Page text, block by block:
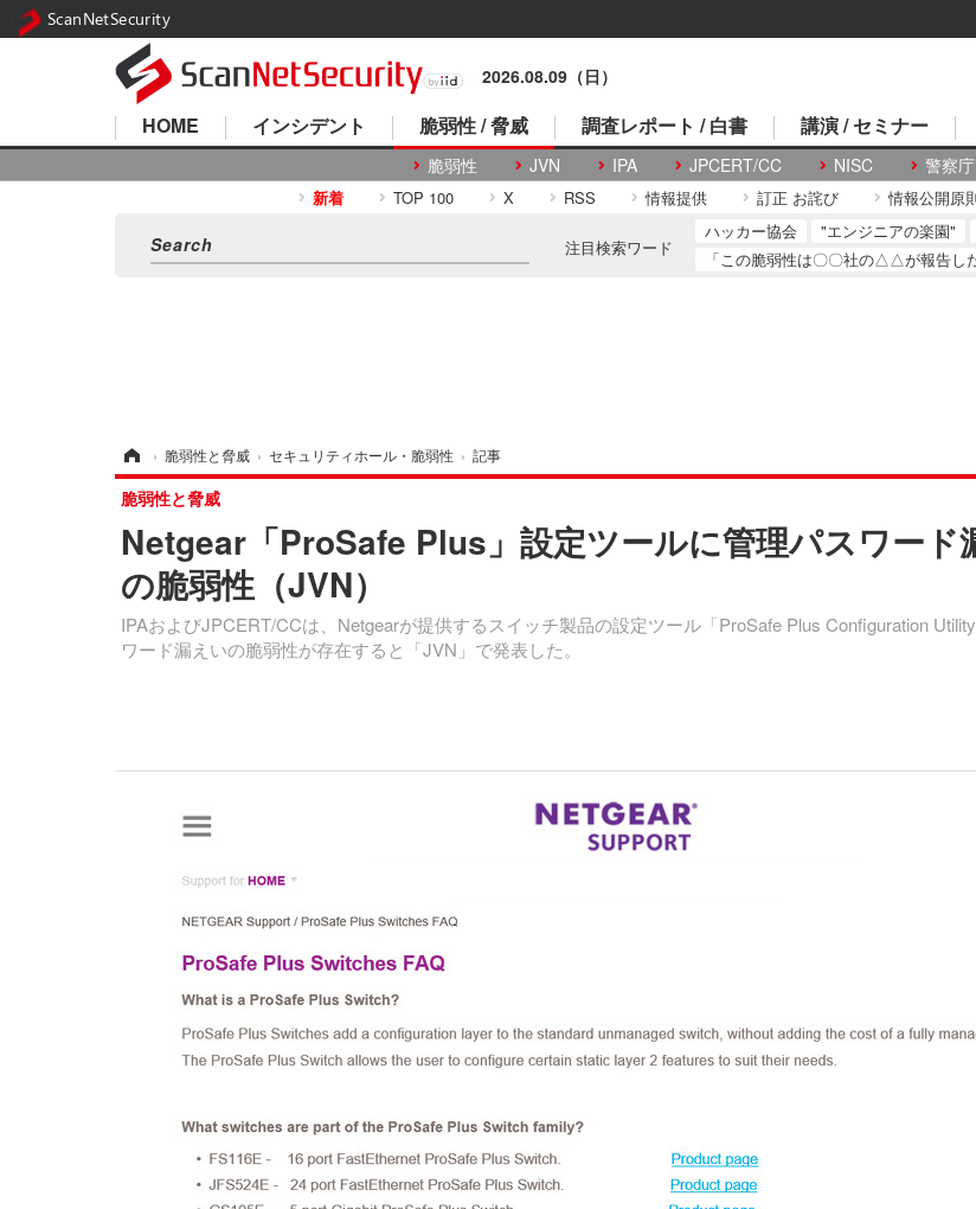
2026.08.09（日）
HOME インシデント 脆弱性 / 脅威
脆弱性 JVN IPA JPCERT/CC NISC 警察庁
調査レポート / 白書 講演 / セミナー
新着 TOP 100 X RSS 情報提供 訂正 お詫び 情報公開原
注目検索ワード
ハッカー協会 "エンジニアの楽園"
「この脆弱性は〇〇社の△△が報告し
› 脆弱性と脅威 › セキュリティホール・脆弱性 › 記事
Netgear「ProSafe Plus」設定ツールに管理パスワード
の脆弱性（JVN）
IPAおよびJPCERT/CCは、Netgearが提供するスイッチ製品の設定ツール「ProSafe Plus Configuration
ワード漏えいの脆弱性が存在すると「JVN」で発表した。
脆弱性と脅威
ScanNetSecurity